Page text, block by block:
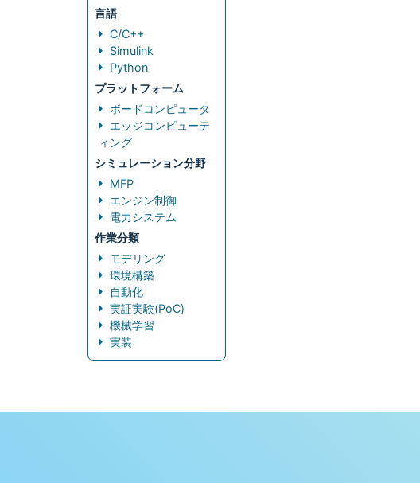
言語
C/C++
Simulink
Python
プラットフォーム
ボードコンピュータ
エッジコンピューテ
ィング
シミュレーション分野
MFP
エンジン制御
電力システム
作業分類
モデリング
環境構築
自動化
実証実験(PoC)
機械学習
実装